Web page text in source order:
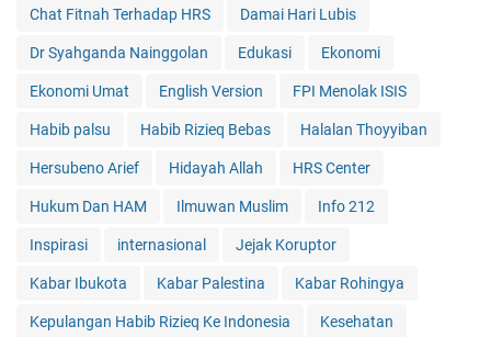
Chat Fitnah Terhadap HRS Damai Hari Lubis
Dr Syahganda Nainggolan Edukasi Ekonomi
Ekonomi Umat English Version FPI Menolak ISIS
Habib palsu Habib Rizieq Bebas Halalan Thoyyiban
Hersubeno Arief Hidayah Allah HRS Center
Hukum Dan HAM Ilmuwan Muslim Info 212
Inspirasi internasional Jejak Koruptor
Kabar Ibukota Kabar Palestina Kabar Rohingya
Kepulangan Habib Rizieq Ke Indonesia Kesehatan